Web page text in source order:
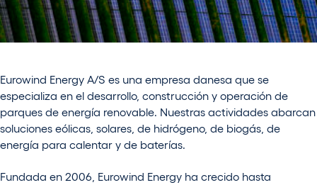
Eurowind Energy A/S es una empresa danesa que se
especializa en el desarrollo, construcción y operación de
parques de energía renovable. Nuestras actividades abarcan
soluciones eólicas, solares, de hidrógeno, de biogás, de
energía para calentar y de baterías.
Fundada en 2006, Eurowind Energy ha crecido hasta